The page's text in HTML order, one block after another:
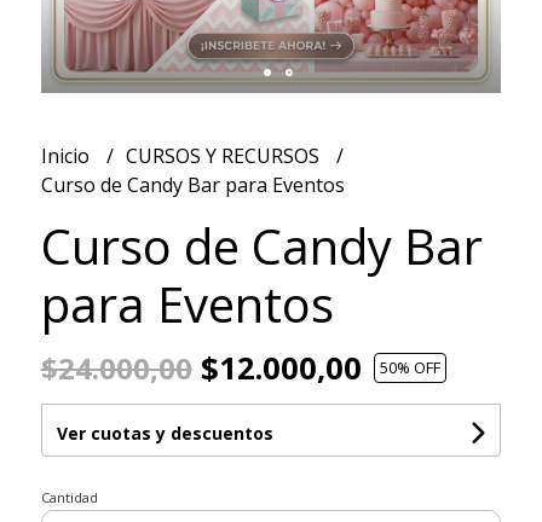
Inicio
CURSOS Y RECURSOS
Curso de Candy Bar para Eventos
Curso de Candy Bar
para Eventos
$24.000,00$12.000,00 50% OFF
Ver cuotas y descuentos
Cantidad